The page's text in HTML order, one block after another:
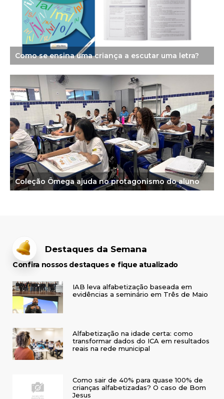
Como se ensina uma criança a escutar uma letra?
Coleção Ômega ajuda no protagonismo do aluno
Destaques da Semana
Confira nossos destaques e fique atualizado
IAB leva alfabetização baseada em
evidências a seminário em Três de Maio
Alfabetização na idade certa: como
transformar dados do ICA em resultados
reais na rede municipal
Como sair de 40% para quase 100% de
crianças alfabetizadas? O caso de Bom
Jesus